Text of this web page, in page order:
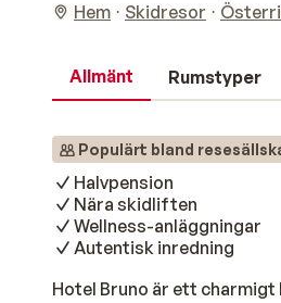
Hem Skidresor
Allmänt Rumstyper
Populärt bland
Halvpension
Nära skidliften
Wellness-anläggningar
Autentisk inredning
Hotel Bruno är ett charmigt